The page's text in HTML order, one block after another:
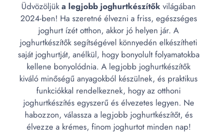
Üdvözöljüka legjobb joghurtkészítők világában
2024-ben! Ha szeretné élvezni a friss, egészséges
joghurt ízét otthon, akkor jó helyen jár. A
joghurtkészítők segítségével könnyedén elkészítheti
saját joghurtját, anélkül, hogy bonyolult folyamatokba
kellene bonyolódnia. A legjobb joghurtkészítők
kiváló minőségű anyagokból készülnek, és praktikus
funkciókkal rendelkeznek, hogy az otthoni
joghurtkészítés egyszerű és élvezetes legyen. Ne
habozzon, válassza a legjobb joghurtkészítőt, és
élvezze a krémes, finom joghurtot minden nap!